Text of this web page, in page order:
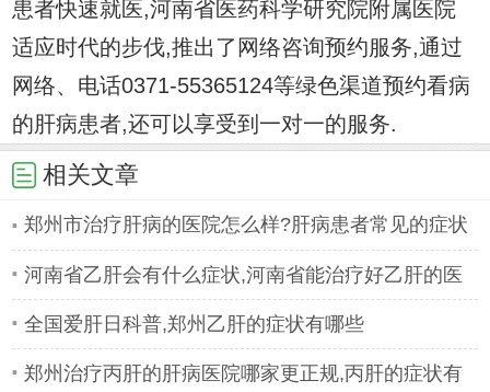
患者快速就医,河南省医药科学研究院附属医院
适应时代的步伐,推出了网络咨询预约服务,通过
网络、电话0371-55365124等绿色渠道预约看病
的肝病患者,还可以享受到一对一的服务.
相关文章
郑州市治疗肝病的医院怎么样?肝病患者常见的症状
有哪些
河南省乙肝会有什么症状,河南省能治疗好乙肝的医
院全国爱肝日科普,郑州乙肝的症状有哪些
郑州治疗丙肝的肝病医院哪家更正规,丙肝的症状有